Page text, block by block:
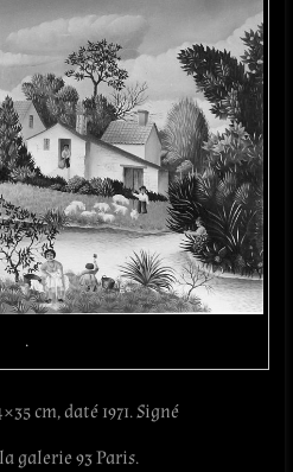
.
cm, daté 1971. Signé
galerie 93 Paris.